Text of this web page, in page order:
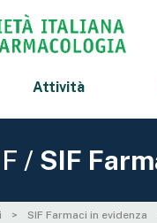
Attività
/ SIF
SIF Farmaci in evidenza